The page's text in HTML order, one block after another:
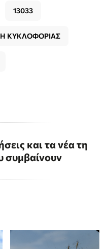
13033
ΚΥΚΛΟΦΟΡΙΑΣ
και τα νέα τη
συμβαίνουν